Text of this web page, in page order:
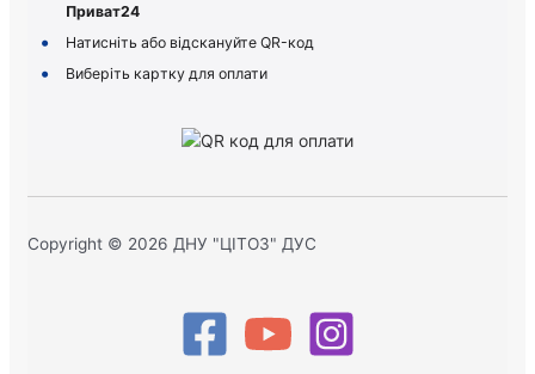
Приват24
Натисніть або відскануйте QR-код
Виберіть картку для оплати
Copyright © 2026 ДНУ "ЦІТОЗ" ДУС